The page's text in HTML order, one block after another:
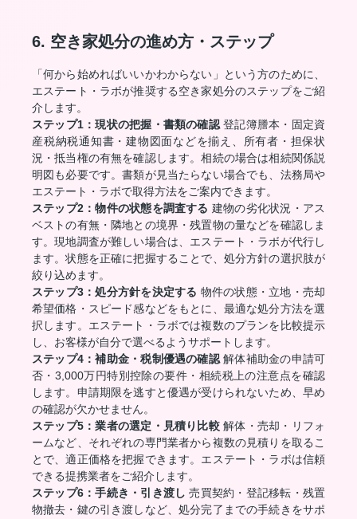
6. 空き家処分の進め方・ステップ
「何から始めればいいかわからない」という方のために、
エステート・ラボが推奨する空き家処分のステップをご紹
介します。
ステップ1：現状の把握・書類の確認登記簿謄本・固定資
産税納税通知書・建物図面などを揃え、所有者・担保状
況・抵当権の有無を確認します。相続の場合は相続関係説
明図も必要です。書類が見当たらない場合でも、法務局や
エステート・ラボで取得方法をご案内できます。
ステップ2：物件の状態を調査する 建物の劣化状況・アス
ベストの有無・隣地との境界・残置物の量などを確認しま
す。現地調査が難しい場合は、エステート・ラボが代行し
ます。状態を正確に把握することで、処分方針の選択肢が
絞り込めます。
ステップ3：処分方針を決定する 物件の状態・立地・売却
希望価格・スピード感などをもとに、最適な処分方法を選
択します。エステート・ラボでは複数のプランを比較提示
し、お客様が自分で選べるようサポートします。
ステップ4：補助金・税制優遇の確認解体補助金の申請可
否・3,000万円特別控除の要件・相続税上の注意点を確認
します。申請期限を逃すと優遇が受けられないため、早め
の確認が欠かせません。
ステップ5：業者の選定・見積り比較解体・売却・リフォ
ームなど、それぞれの専門業者から複数の見積りを取るこ
とで、適正価格を把握できます。エステート・ラボは信頼
できる提携業者をご紹介します。
ステップ6：手続き・引き渡し 売買契約・登記移転・残置
物撤去・鍵の引き渡しなど、処分完了までの手続きをサポ